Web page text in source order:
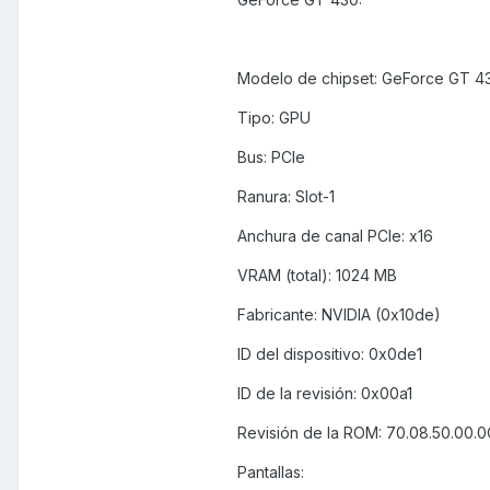
Modelo de chipset: GeForce GT
Tipo: GPU
Bus: PCIe
Ranura: Slot-1
Anchura de canal PCIe: x16
VRAM (total): 1024 MB
Fabricante: NVIDIA (0x10de)
ID del dispositivo: 0x0de1
ID de la revisión: 0x00a1
Revisión de la ROM:
Pantallas: